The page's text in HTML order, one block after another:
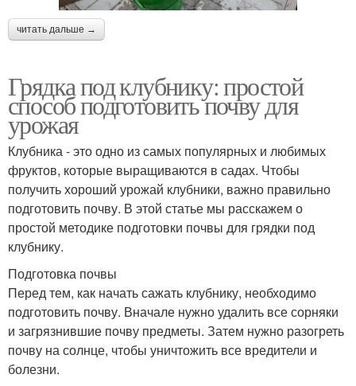
читать дальше →
Грядка под клубнику: простой
способ подготовить почву для
урожая
Клубника - это одно из самых популярных и любимых
фруктов, которые выращиваются в садах. Чтобы
получить хороший урожай клубники, важно правильно
подготовить почву. В этой статье мы расскажем о
простой методике подготовки почвы для грядки под
клубнику.
Подготовка почвы
Перед тем, как начать сажать клубнику, необходимо
подготовить почву. Вначале нужно удалить все сорняки
и загрязнившие почву предметы. Затем нужно разогреть
почву на солнце, чтобы уничтожить все вредители и
болезни.